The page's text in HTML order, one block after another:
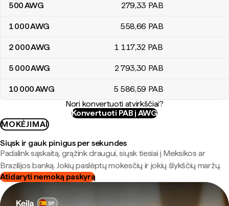
500AWG 279,33 PAB
1 000AWG 558,66 PAB
2 000AWG 1 117,32 PAB
5 000AWG 2 793,30 PAB
10 000AWG 5 586,59 PAB
Nori konvertuoti atvirkščiai?
Konvertuoti PAB į AWG
MOKĖJIMAI
Siųsk ir gauk pinigus per sekundes
Padalink sąskaitą, grąžink draugui, siųsk tiesiai į Meksikos ar
Brazilijos banką. Jokių paslėptų mokesčių ir jokių šlykščių maržų.
Atidaryti nemoką paskyrą